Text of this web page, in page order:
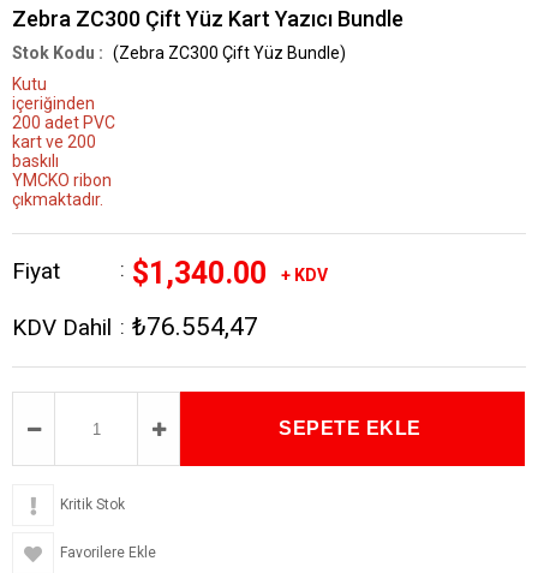
Zebra ZC300 Çift Yüz Kart Yazıcı Bundle
(Zebra ZC300 Çift Yüz Bundle)
Kutu
içeriğinden
200 adet PVC
kart ve 200
baskılı
YMCKO ribon
çıkmaktadır.
Fiyat : $1,340.00 + KDV
KDV Dahil : ₺76.554,47
Kritik Stok
Favorilere Ekle